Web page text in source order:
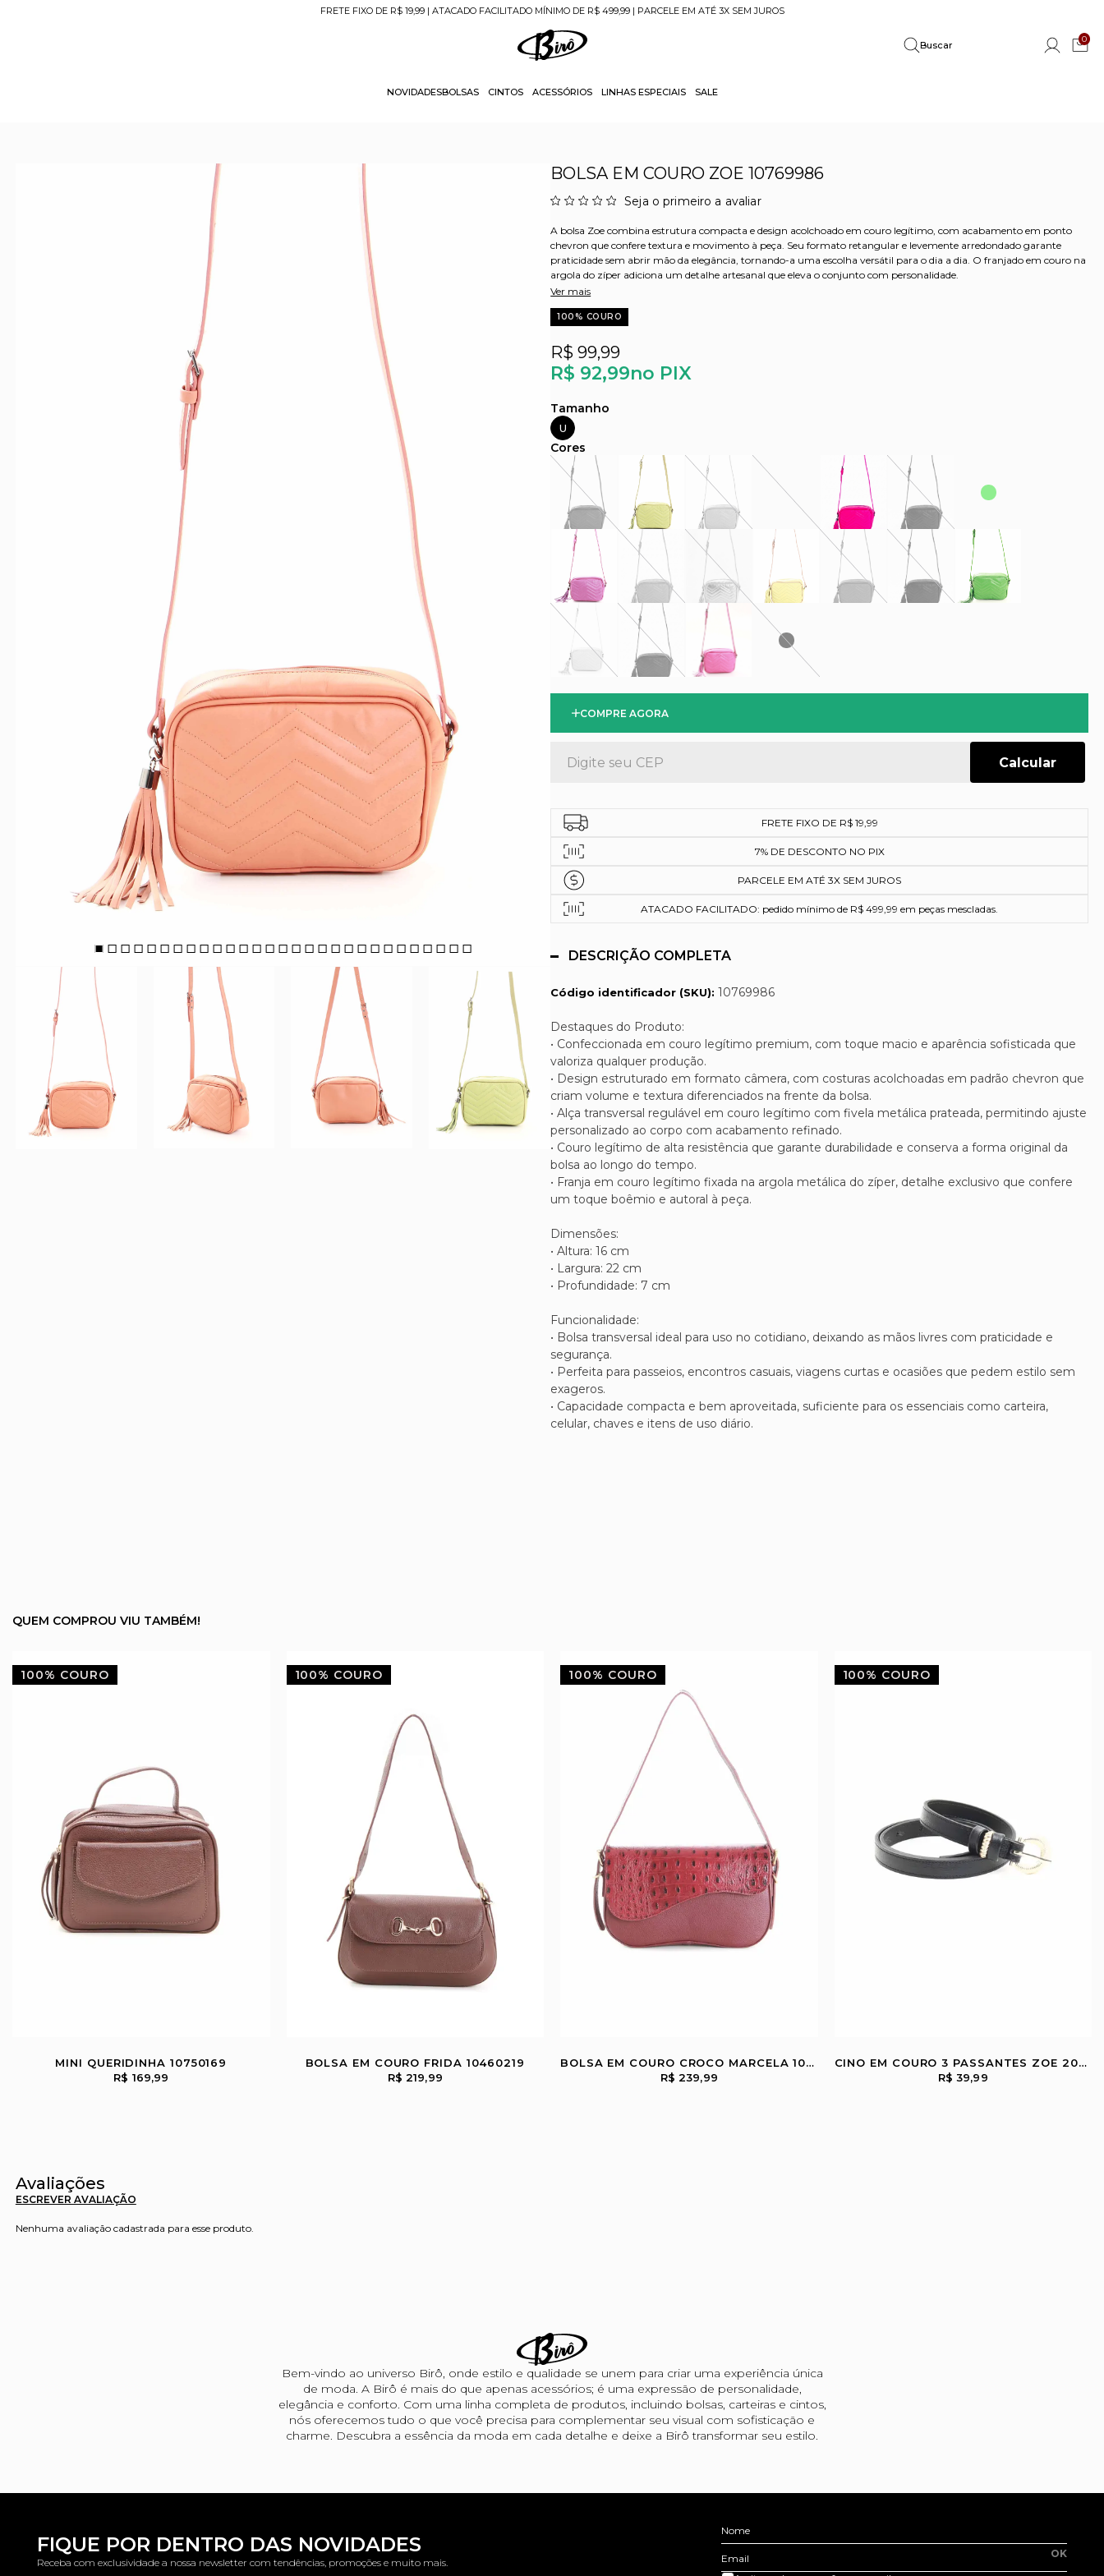
FRETE FIXO DE R$ 19,99 | ATACADO FACILITADO MÍNIMO DE R$ 499,99 | PARCELE EM ATÉ 3X SEM JUROS
0
NOVIDADESBOLSAS CINTOS ACESSÓRIOS LINHAS ESPECIAIS SALE
BOLSA EM COURO ZOE 10769986
Seja o primeiro a avaliar
A bolsa Zoe combina estrutura compacta e design acolchoado em couro legítimo, com acabamento em ponto
chevron que confere textura e movimento à peça. Seu formato retangular e levemente arredondado garante
praticidade sem abrir mão da elegância, tornando-a uma escolha versátil para o dia a dia. O franjado em couro na
argola do zíper adiciona um detalhe artesanal que eleva o conjunto com personalidade.
Ver mais
100% COURO
R$ 92,99no PIX
R$ 99,99
U
COMPRE AGORA
FRETE FIXO DE R$ 19,99
7% DE DESCONTO NO PIX
PARCELE EM ATÉ 3X SEM JUROS
ATACADO FACILITADO: pedido mínimo de R$ 499,99 em peças mescladas.
DESCRIÇÃO COMPLETA
Código identificador (SKU): 10769986
Destaques do Produto:
• Confeccionada em couro legítimo premium, com toque macio e aparência sofisticada que
valoriza qualquer produção.
• Design estruturado em formato câmera, com costuras acolchoadas em padrão chevron que
criam volume e textura diferenciados na frente da bolsa.
• Alça transversal regulável em couro legítimo com fivela metálica prateada, permitindo ajuste
personalizado ao corpo com acabamento refinado.
• Couro legítimo de alta resistência que garante durabilidade e conserva a forma original da
bolsa ao longo do tempo.
• Franja em couro legítimo fixada na argola metálica do zíper, detalhe exclusivo que confere
um toque boêmio e autoral à peça.
Dimensões:
• Altura: 16 cm
• Largura: 22 cm
• Profundidade: 7 cm
Funcionalidade:
• Bolsa transversal ideal para uso no cotidiano, deixando as mãos livres com praticidade e
segurança.
• Perfeita para passeios, encontros casuais, viagens curtas e ocasiões que pedem estilo sem
exageros.
• Capacidade compacta e bem aproveitada, suficiente para os essenciais como carteira,
celular, chaves e itens de uso diário.
QUEM COMPROU VIU TAMBÉM!
100% COURO
MINI QUERIDINHA 10750169
R$ 169,99
100% COURO
BOLSA EM COURO FRIDA 10460219
R$ 219,99
100% COURO
BOLSA EM COURO CROCO MARCELA 10260237
R$ 239,99
100% COURO
CINO EM COURO 3 PASSANTES ZOE 20553976
R$ 39,99
Avaliações
ESCREVER AVALIAÇÃO
Nenhuma avaliação cadastrada para esse produto.
Bem-vindo ao universo Birô, onde estilo e qualidade se unem para criar uma experiência única
de moda. A Birô é mais do que apenas acessórios; é uma expressão de personalidade,
elegância e conforto. Com uma linha completa de produtos, incluindo bolsas, carteiras e cintos,
nós oferecemos tudo o que você precisa para complementar seu visual com sofisticação e
charme. Descubra a essência da moda em cada detalhe e deixe a Birô transformar seu estilo.
FIQUE POR DENTRO DAS NOVIDADES
Receba com exclusividade a nossa newsletter com tendências, promoções e muito mais.
Nome
Email OK